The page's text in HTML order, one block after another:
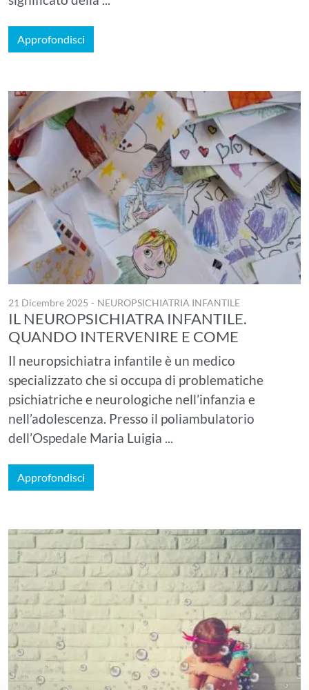
Approfondisci
21 Dicembre 2025 - NEUROPSICHIATRIA INFANTILE
IL NEUROPSICHIATRA INFANTILE.
QUANDO INTERVENIRE E COME
Il neuropsichiatra infantile è un medico
specializzato che si occupa di problematiche
psichiatriche e neurologiche nell’infanzia e
nell’adolescenza. Presso il poliambulatorio
dell’Ospedale Maria Luigia ...
Approfondisci